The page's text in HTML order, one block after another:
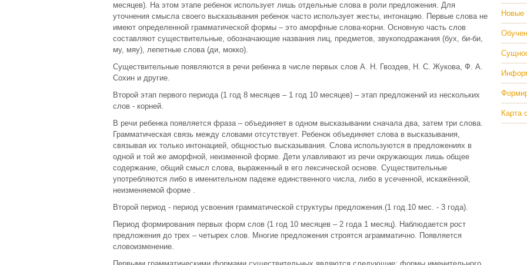
месяцев). На этом этапе ребенок использует лишь отдельные слова в роли предложения. Для
уточнения смысла своего высказывания ребенок часто использует жесты, интонацию. Первые слова не
имеют определенной грамматической формы – это аморфные слова-корни. Основную часть слов
составляют существительные, обозначающие названия лиц, предметов, звукоподражания (бух, би-би,
му, мяу), лепетные слова (ди, мокко).
Существительные появляются в речи ребенка в числе первых слов А. Н. Гвоздев, Н. С. Жукова, Ф. А.
Сохин и другие.
Второй этап первого периода (1 год 8 месяцев – 1 год 10 месяцев) – этап предложений из нескольких
слов - корней.
В речи ребенка появляется фраза – объединяет в одном высказывании сначала два, затем три слова.
Грамматическая связь между словами отсутствует. Ребенок объединяет слова в высказывания,
связывая их только интонацией, общностью высказывания. Слова используются в предложениях в
одной и той же аморфной, неизменной форме. Дети улавливают из речи окружающих лишь общее
содержание, общий смысл слова, выраженный в его лексической основе. Существительные
употребляются либо в именительном падеже единственного числа, либо в усеченной, искажённой,
неизменяемой форме .
Второй период - период усвоения грамматической структуры предложения.(1 год.10 мес. - 3 года).
Период формирования первых форм слов (1 год 10 месяцев – 2 года 1 месяц). Наблюдается рост
предложения до трех – четырех слов. Многие предложения строятся аграмматично. Появляется
словоизменение.
Новые
Карта